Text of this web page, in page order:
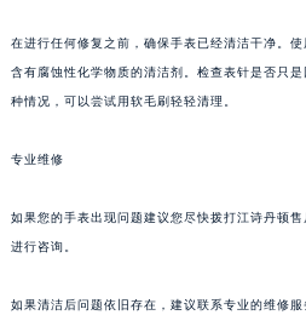
在进行任何修复之前，确保手表已经清洁干净。
含有腐蚀性化学物质的清洁剂。检查表针是否只
种情况，可以尝试用软毛刷轻轻清理。
专业维修
如果您的手表出现问题建议您尽快拨打江诗丹顿
进行咨询。
如果清洁后问题依旧存在，建议联系专业的维修